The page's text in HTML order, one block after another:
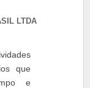
LTDA
que
e